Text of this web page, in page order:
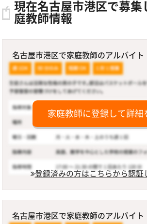
現在名古屋市港区で募集
庭教師情報
名古屋市港区で家庭教師のアルバイト
家庭教師に登録して詳細
登録済みの方はこちらから認証
名古屋市港区で家庭教師のアルバイト